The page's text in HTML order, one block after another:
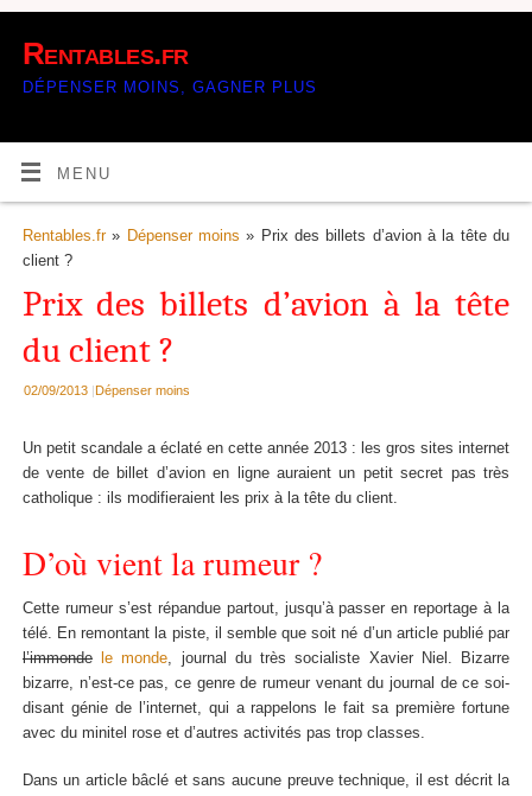
Rentables.fr
DÉPENSER MOINS, GAGNER PLUS
MENU
Rentables.fr» Dépenser moins » Prix des billets d’avion à la tête du
client ?
Prix des billets d’avion à la tête
du client ?
02/09/2013 |Dépenser moins
Un petit scandale a éclaté en cette année 2013 : les gros sites internet
de vente de billet d’avion en ligne auraient un petit secret pas très
catholique : ils modifieraient les prix à la tête du client.
D’où vient la rumeur ?
Cette rumeur s’est répandue partout, jusqu’à passer en reportage à la
télé. En remontant la piste, il semble que soit né d’un article publié par
l’immonde
le monde, journal du très socialiste Xavier Niel. Bizarre
bizarre, n’est-ce pas, ce genre de rumeur venant du journal de ce soi-
disant génie de l’internet, qui a rappelons le fait sa première fortune
avec du minitel rose et d’autres activités pas trop classes.
Dans un article bâclé et sans aucune preuve technique, il est décrit la